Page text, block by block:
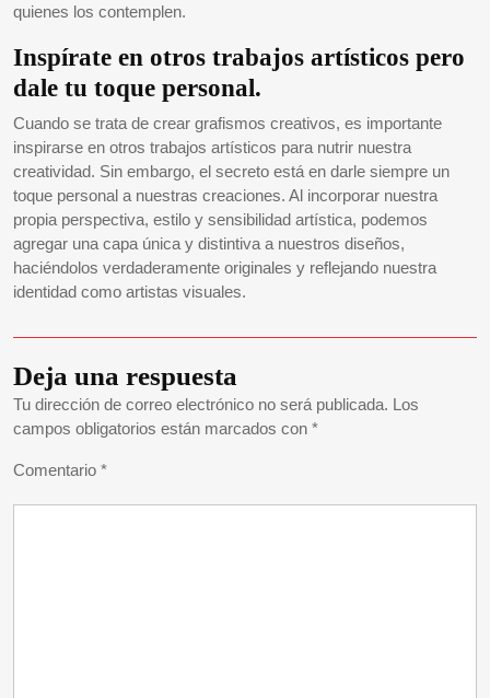
quienes los contemplen.
Inspírate en otros trabajos artísticos pero
dale tu toque personal.
Cuando se trata de crear grafismos creativos, es importante
inspirarse en otros trabajos artísticos para nutrir nuestra
creatividad. Sin embargo, el secreto está en darle siempre un
toque personal a nuestras creaciones. Al incorporar nuestra
propia perspectiva, estilo y sensibilidad artística, podemos
agregar una capa única y distintiva a nuestros diseños,
haciéndolos verdaderamente originales y reflejando nuestra
identidad como artistas visuales.
Deja una respuesta
Tu dirección de correo electrónico no será publicada. Los
campos obligatorios están marcados con *
Comentario *